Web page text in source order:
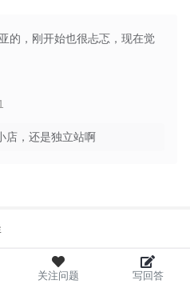
的，刚开始也很忐忑，现在觉
店，还是独立站啊
关注问题 写回答